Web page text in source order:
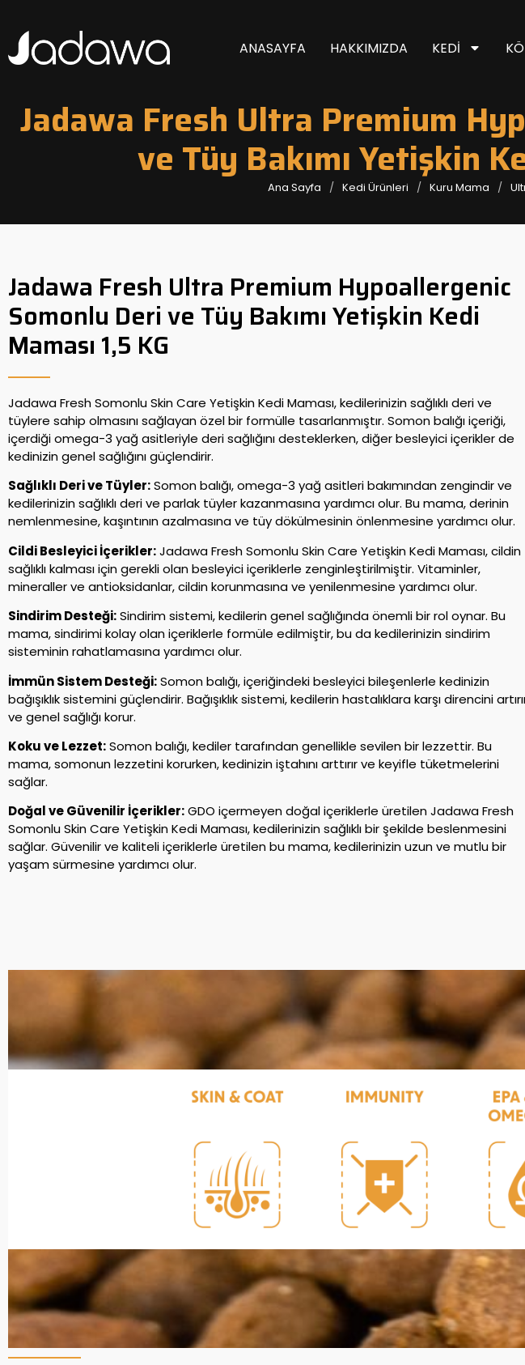
ANASAYFA HAKKIMIZDA KEDI
Jadawa Fresh Ultra Premium
ve Tüy Bakımı Yetişkin
Ana Sayfa Kedi Ürünleri Kuru Mama
Jadawa Fresh Ultra Premium Hypoallergenic
Somonlu Deri ve Tüy Bakımı Yetişkin Kedi
Maması 1,5 KG
Jadawa Fresh Somonlu Skin Care Yetişkin Kedi Maması, kedilerinizin sağlıklı deri ve
tüylere sahip olmasını sağlayan özel bir formülle tasarlanmıştır. Somon balığı içeriği,
içerdiği omega-3 yağ asitleriyle deri sağlığını desteklerken, diğer besleyici içerikler de
kedinizin genel sağlığını güçlendirir.
Sağlıklı Deri ve Tüyler:Somon balığı, omega-3 yağ asitleri bakımından zengindir ve
kedilerinizin sağlıklı deri ve parlak tüyler kazanmasına yardımcı olur. Bu mama, derinin
nemlenmesine, kaşıntının azalmasına ve tüy dökülmesinin önlenmesine yardımcı olur.
Cildi Besleyici İçerikler:Jadawa Fresh Somonlu Skin Care Yetişkin Kedi Maması, cildin
sağlıklı kalması için gerekli olan besleyici içeriklerle zenginleştirilmiştir. Vitaminler,
mineraller ve antioksidanlar, cildin korunmasına ve yenilenmesine yardımcı olur.
Sindirim Desteği:Sindirim sistemi, kedilerin genel sağlığında önemli bir rol oynar. Bu
mama, sindirimi kolay olan içeriklerle formüle edilmiştir, bu da kedilerinizin sindirim
sisteminin rahatlamasına yardımcı olur.
İmmün Sistem Desteği:Somon balığı, içeriğindeki besleyici bileşenlerle kedinizin
bağışıklık sistemini güçlendirir. Bağışıklık sistemi, kedilerin hastalıklara karşı direncini
ve genel sağlığı korur.
Koku ve Lezzet:Somon balığı, kediler tarafından genellikle sevilen bir lezzettir. Bu
mama, somonun lezzetini korurken, kedinizin iştahını arttırır ve keyifle tüketmelerini
sağlar.
Doğal ve Güvenilir İçerikler:GDO içermeyen doğal içeriklerle üretilen Jadawa Fresh
Somonlu Skin Care Yetişkin Kedi Maması, kedilerinizin sağlıklı bir şekilde beslenmesini
sağlar. Güvenilir ve kaliteli içeriklerle üretilen bu mama, kedilerinizin uzun ve mutlu bir
yaşam sürmesine yardımcı olur.